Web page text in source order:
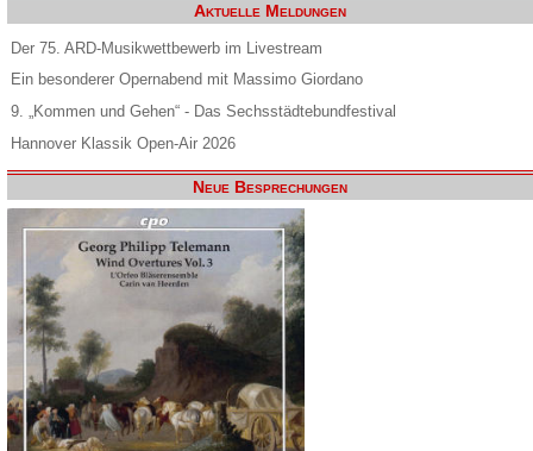
Aktuelle Meldungen
Der 75. ARD-Musikwettbewerb im Livestream
Ein besonderer Opernabend mit Massimo Giordano
9. „Kommen und Gehen“ - Das Sechsstädtebundfestival
Hannover Klassik Open-Air 2026
Neue Besprechungen